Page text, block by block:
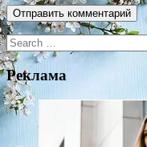
Search
for:
Реклама